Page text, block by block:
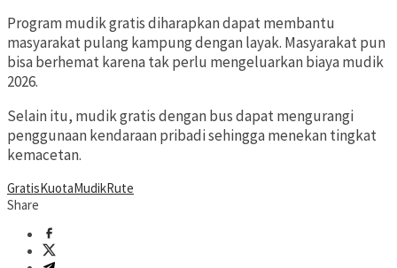
Program mudik gratis diharapkan dapat membantu
masyarakat pulang kampung dengan layak. Masyarakat pun
bisa berhemat karena tak perlu mengeluarkan biaya mudik
2026.
Selain itu, mudik gratis dengan bus dapat mengurangi
penggunaan kendaraan pribadi sehingga menekan tingkat
kemacetan.
GratisKuotaMudikRute
Share